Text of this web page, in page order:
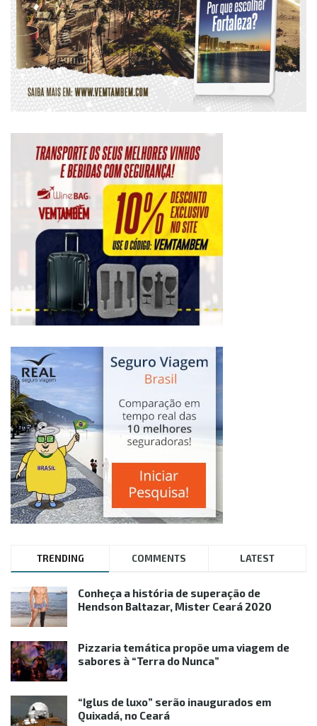
TRENDING COMMENTS LATEST
Conheça a história de superação de
Hendson Baltazar, Mister Ceará 2020
Pizzaria temática propõe uma viagem de
sabores à “Terra do Nunca”
“Iglus de luxo” serão inaugurados em
Quixadá, no Ceará